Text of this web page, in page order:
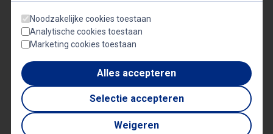
Trendwatcher & Futurist
Meer artikelen overChristian
Kromme
Noodzakelijke cookies toestaan
Analytische cookies toestaan
Marketing cookies toestaan
Alles accepteren
Selectie accepteren
Weigeren